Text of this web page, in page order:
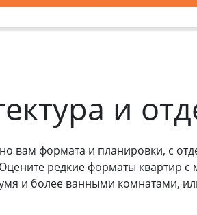
и
вам формата и планировки, с
редкие форматы квартир
и более ванными комнатами,